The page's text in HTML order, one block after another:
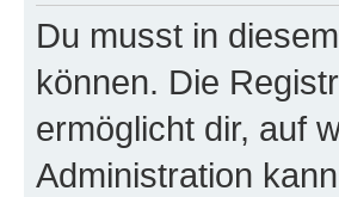
Du musst in
können. Die
ermöglicht dir, auf
Administration